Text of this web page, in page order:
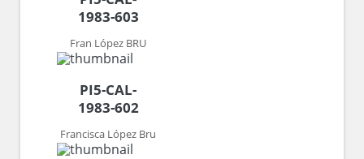
1983-603
Fran López BRU
PI5-CAL-
1983-602
Francisca López Bru